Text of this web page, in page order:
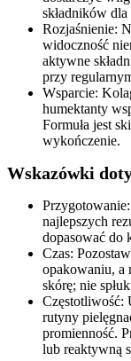
składników
Rozjaśnienie:
widoczność
aktywne
przy
Wsparcie:
humektanty
Formuła jest
wykończenie.
Wskazówki
najlepszych
dopasować do
Czas:
opakowaniu, a
skórę; nie
Częstotliwość:
rutyny
promienność.
lub reaktywną